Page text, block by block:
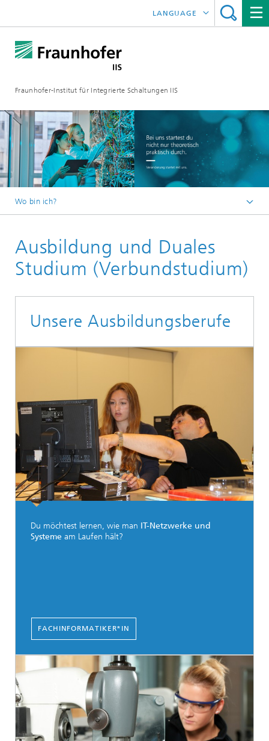
Fraunhofer-Institut für Integrierte Schaltungen IIS
LANGUAGE
中文
Wo bin ich?
Karriere
Ausbildung und Duales
Studium (Verbundstudium)
Unsere Ausbildungsberufe
Du möchtest lernen, wie man IT-Netzwerke und
Systeme am Laufen hält?
FACHINFORMATIKER*IN